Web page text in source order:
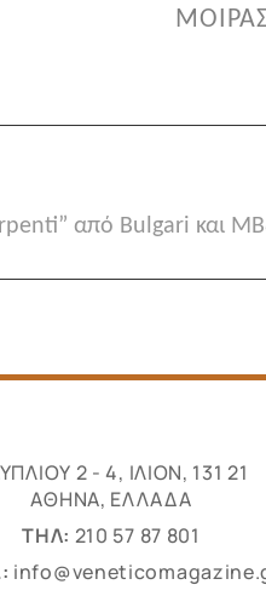
από Bulgari και
2 - 4, ΙΛΙΟΝ, 131 21
ΑΘΗΝΑ, ΕΛΛΑΔΑ
ΤΗΛ: 210 57 87 801